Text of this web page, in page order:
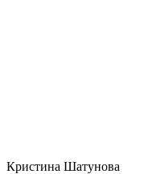
Кристина Шатунова